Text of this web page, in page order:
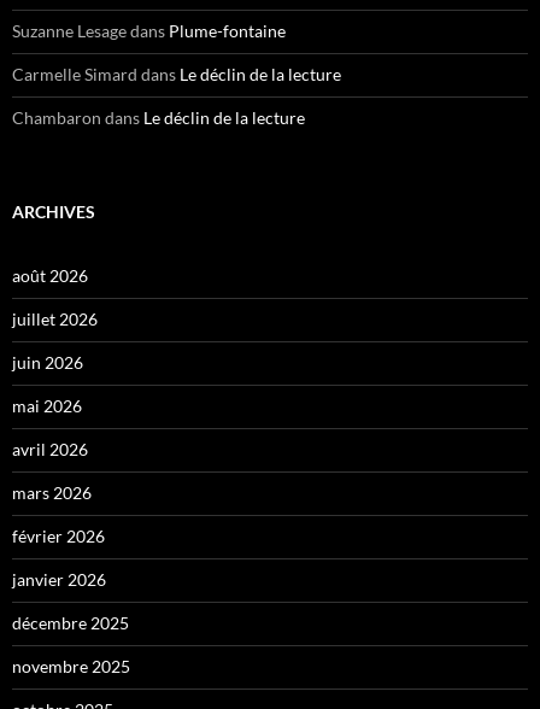
Suzanne Lesagedans Plume-fontaine
Carmelle Simard dans Le déclin de la lecture
Chambaron dans Le déclin de la lecture
ARCHIVES
août 2026
juillet 2026
juin 2026
mai 2026
avril 2026
mars 2026
février 2026
janvier 2026
décembre 2025
novembre 2025